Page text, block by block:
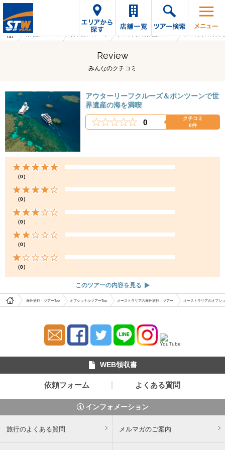
Review
みんなのクチコミ
アウターリーフクルーズ＆ポンツーンで世
界遺産の海を満喫
0
クチコミ
0件
（0）
（0）
（0）
（0）
（0）
このツアーの内容を見る
海外旅行・ツアーTop オプショナルツアーTop オーストラリアの海外旅行・ツアー オーストラリアのオプシ
WEB領収書
依頼フォーム よくある質問
インフォメーション
旅行のよくある質問 メルマガのご案内